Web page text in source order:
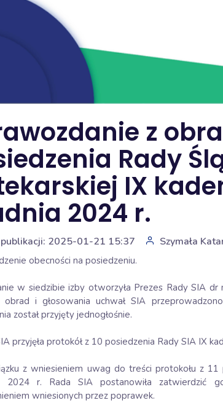
z
Rady
IX
2024 r.
2025-01-21 15:37 Szymała
obecności na posiedzeniu.
w siedzibie izby otworzyła Prezes Rady SIA dr
obrad i głosowania uchwał SIA
został przyjęty jednogłośnie.
przyjęła protokół z 10 posiedzenia Rady SIA IX
z wniesieniem uwag do treści protokołu z
2024 r. Rada SIA postanowiła zatwierdzić
wniesionych przez poprawek.